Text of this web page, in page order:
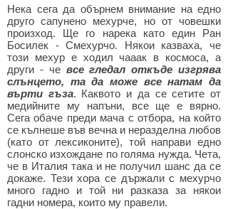
Нека сега да обърнем внимание на едно
друго сапунено мехурче, но от човешки
произход. Ще го нарека като един Ран
Босилек - Смехурчо. Някои казваха, че
този мехур е ходил чааак в космоса, а
други - че все гледал откъде изгрява
слънцето, та да може все натам да
върти гъза. Каквото и да се сетите от
медийните му напъни, все ще е вярно.
Сега обаче преди мача с отбора, на който
се кълнеше във вечна и неразделна любов
(като от лексиконите), той направи едно
слонско изхождане по голяма нужда. Чета,
че в Италия така и не получил шанс да се
докаже. Тези хора се държали с мехурчо
много гадно и той ни разказа за някои
гадни номера, които му правели.